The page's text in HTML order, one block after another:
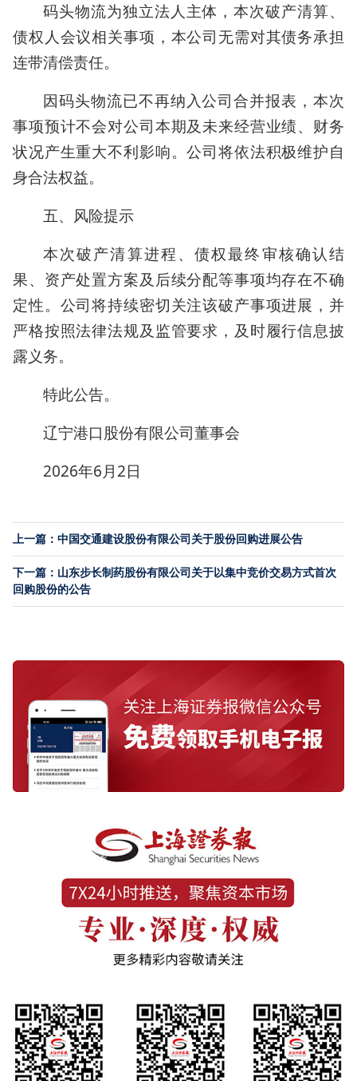
码头物流为独立法人主体，本次破产清算、
债权人会议相关事项，本公司无需对其债务承担
连带清偿责任。
因码头物流已不再纳入公司合并报表，本次
事项预计不会对公司本期及未来经营业绩、财务
状况产生重大不利影响。公司将依法积极维护自
身合法权益。
五、风险提示
本次破产清算进程、债权最终审核确认结
果、资产处置方案及后续分配等事项均存在不确
定性。公司将持续密切关注该破产事项进展，并
严格按照法律法规及监管要求，及时履行信息披
露义务。
特此公告。
辽宁港口股份有限公司董事会
2026年6月2日
上一篇：中国交通建设股份有限公司关于股份回购进展公告
下一篇：山东步长制药股份有限公司关于以集中竞价交易方式首次
回购股份的公告